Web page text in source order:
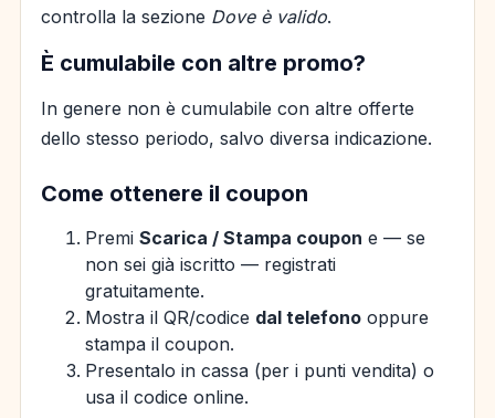
controlla la sezione Dove è valido.
È cumulabile con altre promo?
In genere non è cumulabile con altre offerte
dello stesso periodo, salvo diversa indicazione.
Come ottenere il coupon
Premi Scarica / Stampa coupon e — se
non sei già iscritto — registrati
gratuitamente.
Mostra il QR/codice dal telefono oppure
stampa il coupon.
Presentalo in cassa (per i punti vendita) o
usa il codice online.